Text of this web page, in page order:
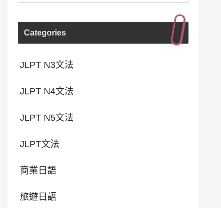
Categories
JLPT N3文法
JLPT N4文法
JLPT N5文法
JLPT文法
商業日語
旅遊日語